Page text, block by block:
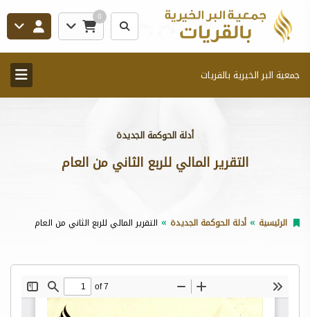
0
جمعية البر الخيرية بالقريات
أدلة الحوكمة الجديدة
التقرير المالي للربع الثاني من العام
الرئيسية أدلة الحوكمة الجديدة التقرير المالي للربع الثاني من العام